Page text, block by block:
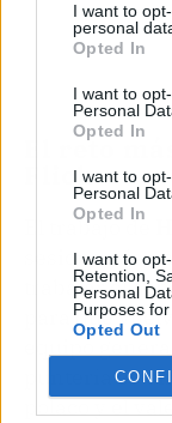
I want to
personal
Opted In
I want to
Personal
Opted In
I want to
Personal
Opted In
I want to
Retention,
Personal
Purposes
Opted Out
​El reto
Flick
​El trabajo de
sesiones de
trabajar el
para que
equipo
puntería es
polaco y el